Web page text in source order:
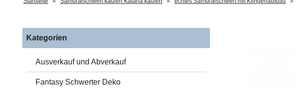
Kategorien
Ausverkauf und Abverkauf
Fantasy Schwerter Deko